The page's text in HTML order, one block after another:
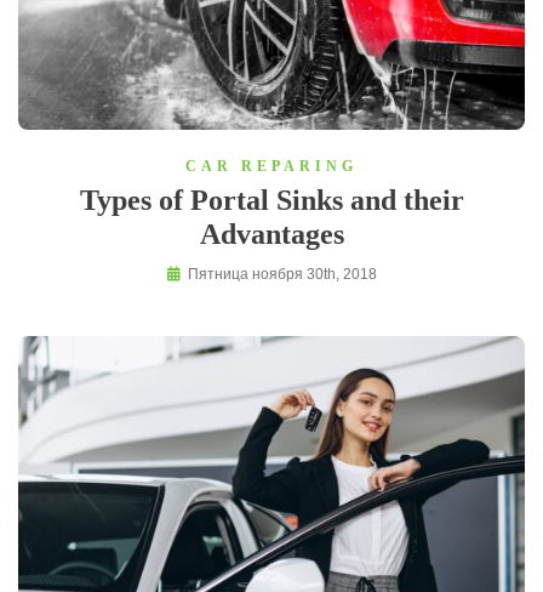
CAR REPARING
Types of Portal Sinks and their
Advantages
Пятница ноября 30th, 2018